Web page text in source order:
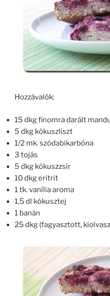
Hozzávalók:
15 dkg finomra darált
5 dkg kókuszliszt
1/2 mk. szódabikarbóna
3 tojás
5 dkg kókuszzsír
10 dkg eritrit
1 tk. vanília aroma
1,5 dl kókusztej
1 banán
25 dkg (fagyasztott,